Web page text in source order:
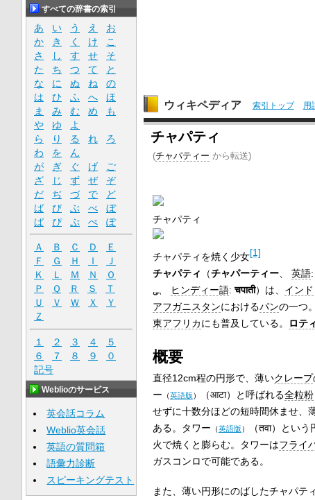
ウィキペディア 索引トップ 用
チャパティ
(チャパティー から転送)
チャパティ
チャパティを焼く少女[1]
チャパティ
（チャパーティー、 英語:
ی‎、 ヒンディー語:चपाती）は、 インド
アフガニスタンにおけるパンの一つ。
東アフリカにも普及している。 ロテ
概要
直径12cm程の円形で、薄いクレープ
ー （英語版） （आटा）と呼ばれる全粒粉
せずに十数分ほどの短時間休ませ、
ある。
タワー （英語版） （तवा）という
火で焼くと膨らむ。タワーはフライ
ガスコンロで可能である。
また、薄い円形にのばしたチャパテ
すべての辞書の索引
あ い う え
お
か
き く け
こ
さ
し す せ
そ
た
ち つ て
と
な
に ぬ ね
の
は
ひ ふ へ
ほ
ま
み む め
も
や
ゆ
よ
ら
り る れ
ろ
わ
を
ん
が
ぎ ぐ げ
ご
ざ
じ ず ぜ
ぞ
だ
ぢ づ で
ど
ば
び ぶ べ
ぼ
ぱ
ぴ ぷ ぺ ぽ
Ａ Ｂ Ｃ Ｄ
Ｅ
Ｆ
Ｇ Ｈ Ｉ
Ｊ
Ｋ
Ｌ Ｍ Ｎ
Ｏ
Ｐ
Ｑ Ｒ Ｓ
Ｔ
Ｕ
Ｖ Ｗ Ｘ
Ｙ
Ｚ
１ ２ ３ ４
５
６
７ ８ ９
０
記号
Weblioのサービス
英会話コラム
Weblio英会話
英語の質問箱
語彙力診断
スピーキングテスト